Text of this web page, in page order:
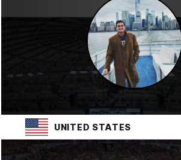
UNITED STATES